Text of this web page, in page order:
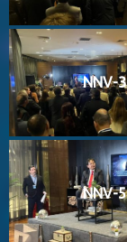
NNV-3
NNV-5